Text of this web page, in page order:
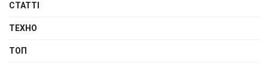
СТАТТІ
ТЕХНО
ТОП